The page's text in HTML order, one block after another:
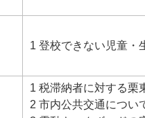
1 登校できない児童・
1 税滞納者に対する栗
2 市内公共交通につい